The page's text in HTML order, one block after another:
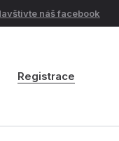
náš facebook
Registrace